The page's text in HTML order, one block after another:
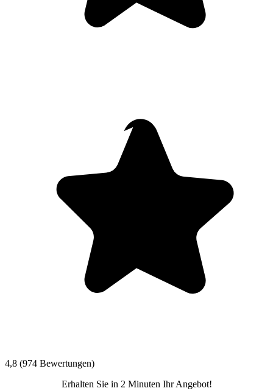
4,8 (974 Bewertungen)
Erhalten Sie in 2 Minuten Ihr Angebot!